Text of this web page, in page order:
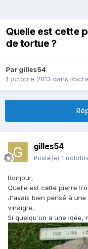
Quelle est cette
de tortue ?
Par gilles54
1 octobre 2013 dans
gilles54
Posté(e) 1
Bonjour,
Quelle est cette pierre
J'avais bien pensé à
vinaigre.
Si quelqu'un a une idée,